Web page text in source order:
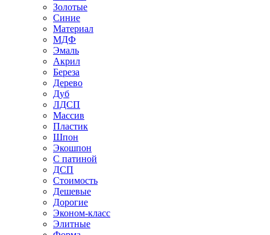
Золотые
Синие
Материал
МДФ
Эмаль
Акрил
Береза
Дерево
Дуб
ЛДСП
Массив
Пластик
Шпон
Экошпон
С патиной
ДСП
Стоимость
Дешевые
Дорогие
Эконом-класс
Элитные